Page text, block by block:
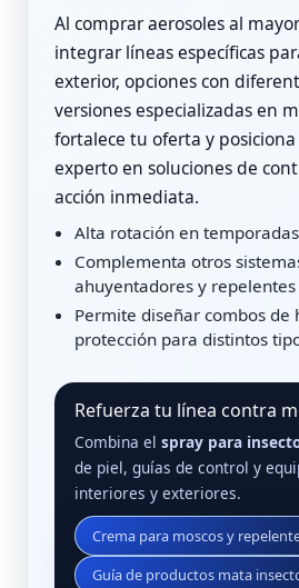
Al comprar aerosoles al
integrar líneas específicas
exterior, opciones con
versiones especializadas en
fortalece tu oferta y
experto en soluciones de
acción inmediata.
Alta rotación en
Complementa otros
ahuyentadores y repelentes
Permite diseñar combos de
protección para distintos
Refuerza tu línea contra
Combina el spray para
de piel, guías de control y
interiores y exteriores.
Crema para moscos y
Guía de productos mata